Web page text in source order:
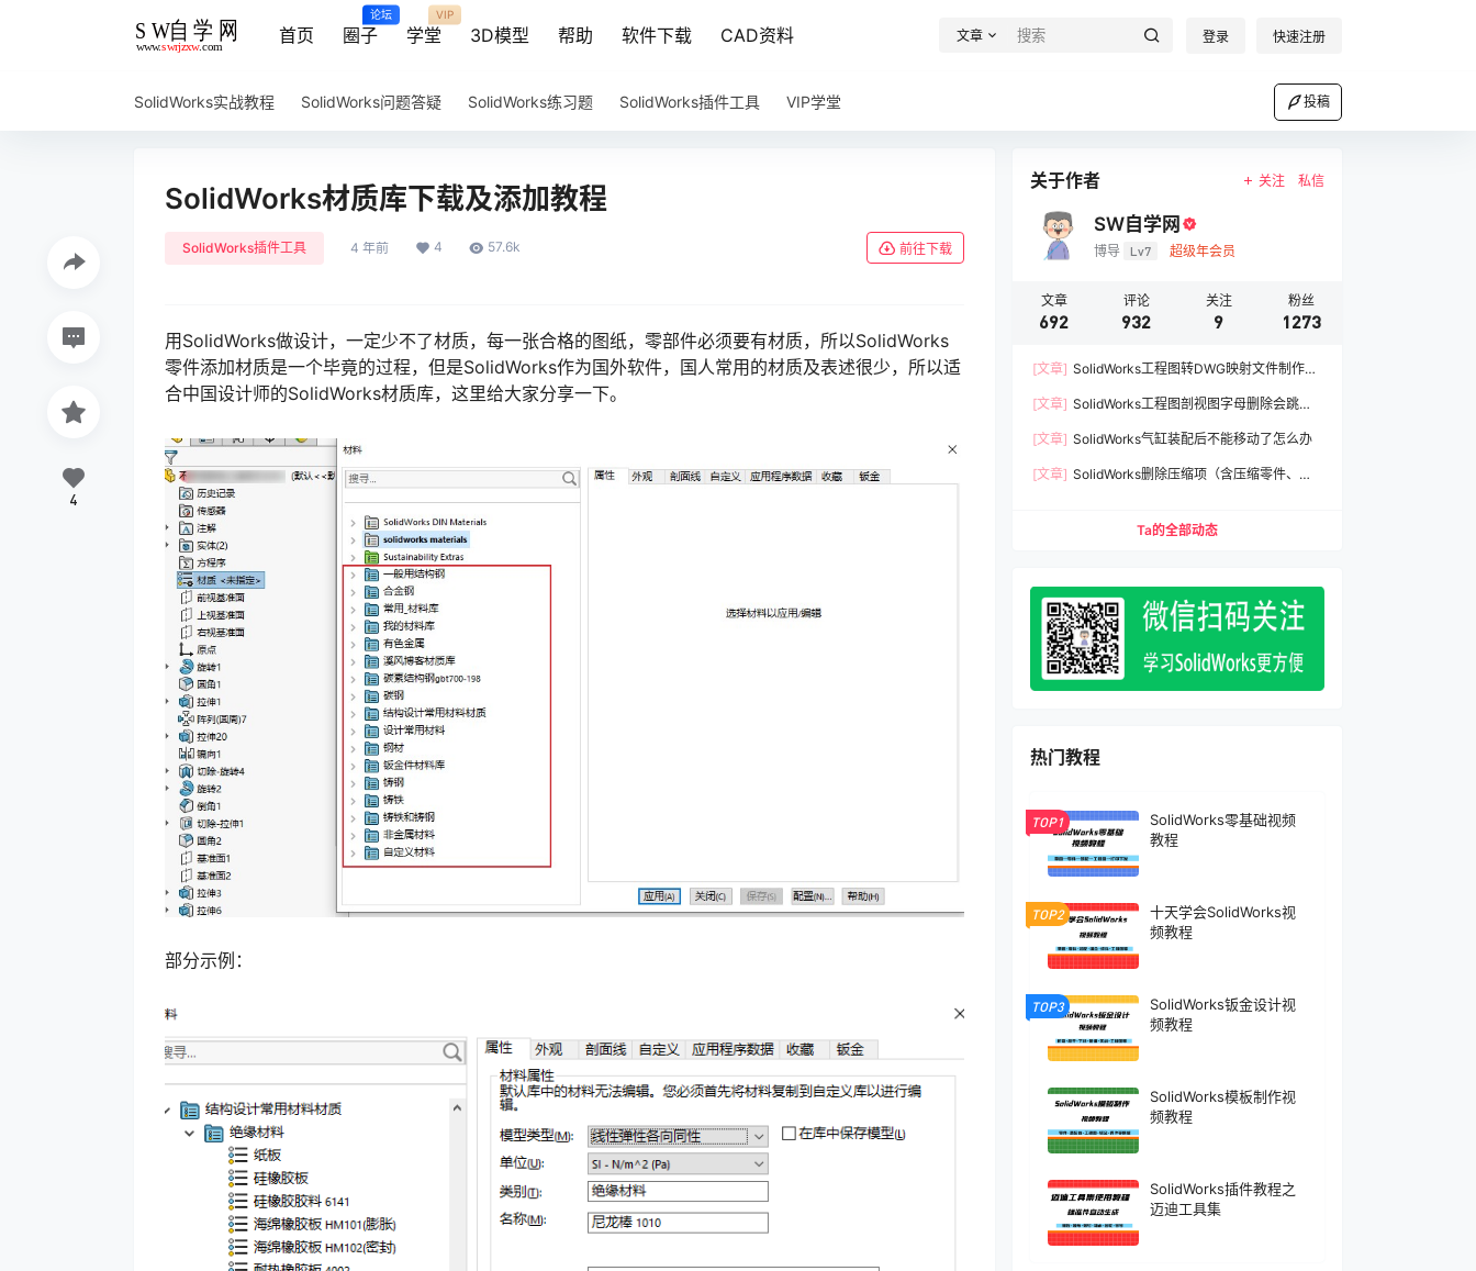
首页 圈子
论坛
学堂
VIP
3D模型 帮助 软件下载 CAD资料 文章 登录 快速注册
SolidWorks实战教程 SolidWorks问题答疑 SolidWorks练习题 SolidWorks插件工具 VIP学堂 投稿
SolidWorks材质库下载及添加教程
SolidWorks插件工具 4 年前 4 57.6k 前往下载
用SolidWorks做设计，一定少不了材质，每一张合格的图纸，零部件必须要有材质，所以SolidWorks
零件添加材质是一个毕竟的过程，但是SolidWorks作为国外软件，国人常用的材质及表述很少，所以适
合中国设计师的SolidWorks材质库，这里给大家分享一下。
部分示例：
4
关于作者 关注 私信
SW自学网
博导 Lv7 超级年会员
文章
692
评论
932
关注
9
粉丝
1273
[文章] SolidWorks工程图转DWG映射文件制作方
[文章] SolidWorks工程图剖视图字母删除会跳过A
[文章] SolidWorks气缸装配后不能移动了怎么办
[文章] SolidWorks删除压缩项（含压缩零件、压
Ta的全部动态
热门教程
TOP1
SolidWorks零基础视频
教程
TOP2
十天学会SolidWorks视
频教程
TOP3
SolidWorks钣金设计视
频教程
SolidWorks模板制作视
频教程
SolidWorks插件教程之
迈迪工具集